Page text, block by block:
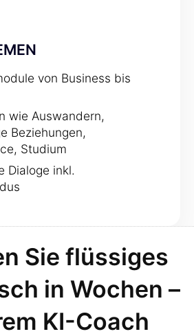
von Business bis
wie Auswandern,
Beziehungen,
Studium
Dialoge inkl.
Sie flüssiges
in Wochen –
KI-Coach